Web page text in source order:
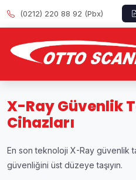
(0212) 220 88 92 (Pbx)
Güvenlik Tarama
X-Ray güvenlik tarama
düzeye taşıyın.